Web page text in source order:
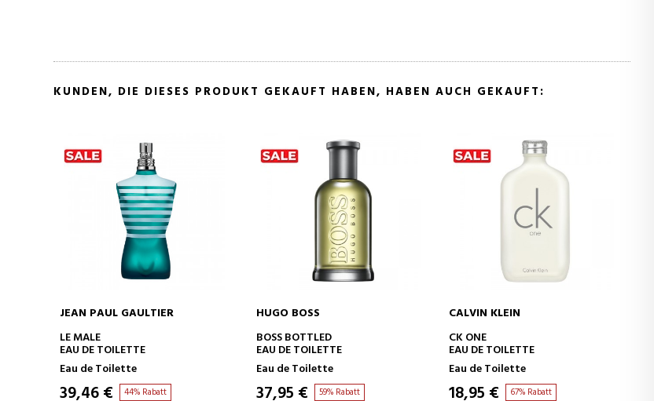
KUNDEN, DIE DIESES PRODUKT GEKAUFT HABEN, HABEN AUCH GEKAUFT:
IN DEN WARENKORB
JEAN PAUL GAULTIER
EAU DE TOILETTE
Eau de Toilette
44% Rabatt
IN DEN WARENKORB
BOSS BOTTLED
EAU DE TOILETTE
Eau de Toilette
59% Rabatt
IN DEN WARENKORB
EAU DE TOILETTE
Eau de Toilette
67% Rabatt